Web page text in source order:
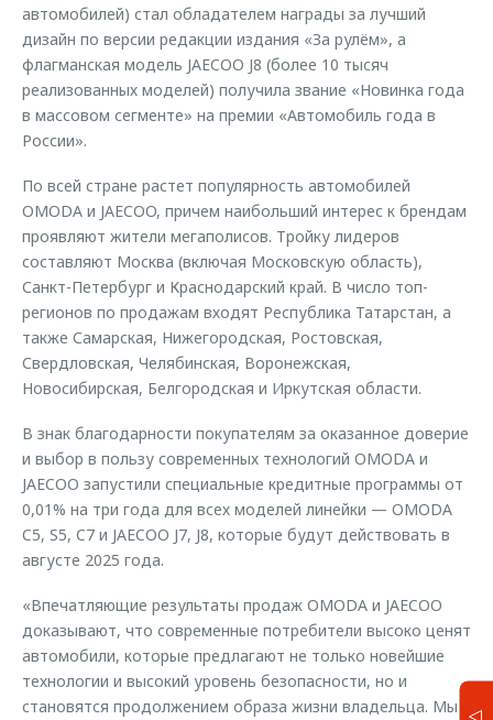
автомобилей) стал обладателем награды за лучший
дизайн по версии редакции издания «За рулём», а
флагманская модель JAECOO J8 (более 10 тысяч
реализованных моделей) получила звание «Новинка года
в массовом сегменте» на премии «Автомобиль года в
России».
По всей стране растет популярность автомобилей
OMODA и JAECOO, причем наибольший интерес к брендам
проявляют жители мегаполисов. Тройку лидеров
составляют Москва (включая Московскую область),
Санкт-Петербург и Краснодарский край. В число топ-
регионов по продажам входят Республика Татарстан, а
также Самарская, Нижегородская, Ростовская,
Свердловская, Челябинская, Воронежская,
Новосибирская, Белгородская и Иркутская области.
В знак благодарности покупателям за оказанное доверие
и выбор в пользу современных технологий OMODA и
JAECOO запустили специальные кредитные программы от
0,01% на три года для всех моделей линейки — OMODA
C5, S5, C7 и JAECOO J7, J8, которые будут действовать в
августе 2025 года.
«Впечатляющие результаты продаж OMODA и JAECOO
доказывают, что современные потребители высоко ценят
автомобили, которые предлагают не только новейшие
технологии и высокий уровень безопасности, но и
становятся продолжением образа жизни владельца. Мы